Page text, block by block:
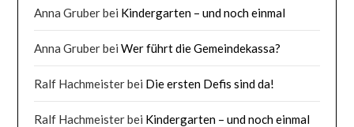
Anna Gruberbei Kindergarten – und noch einmal
Anna GruberbeiWer führt die Gemeindekassa?
Ralf Hachmeisterbei Die ersten Defis sind da!
Ralf Hachmeisterbei Kindergarten – und noch einmal